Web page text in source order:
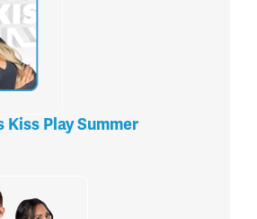
Kiss Play Summer